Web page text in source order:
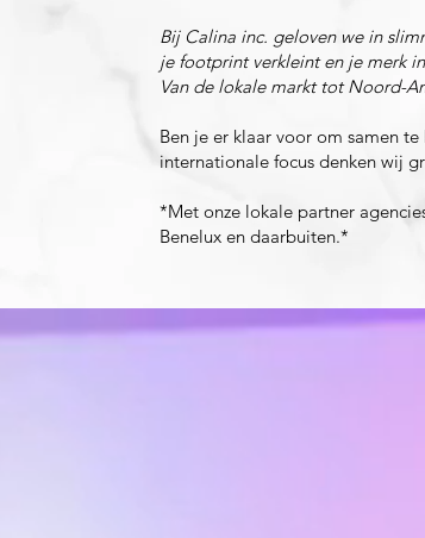
Bij Calina inc. geloven we in
je footprint verkleint en je merk
Van de lokale markt tot Noord-
Ben je er klaar voor om samen
internationale focus denken wij
*Met onze lokale partner
Benelux en daarbuiten.*